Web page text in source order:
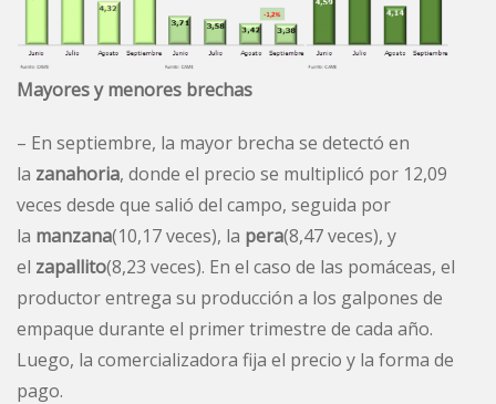
Mayores y menores brechas
– En septiembre, la mayor brecha se detectó en
la zanahoria, donde el precio se multiplicó por 12,09
veces desde que salió del campo, seguida por
la manzana(10,17 veces), la pera(8,47 veces), y
el zapallito(8,23 veces). En el caso de las pomáceas, el
productor entrega su producción a los galpones de
empaque durante el primer trimestre de cada año.
Luego, la comercializadora fija el precio y la forma de
pago.